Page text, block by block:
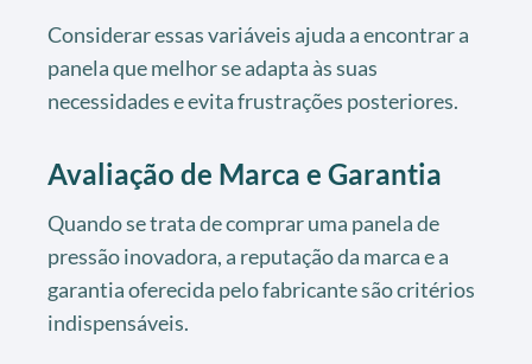
Considerar essas variáveis ajuda a encontrar a
panela que melhor se adapta às suas
necessidades e evita frustrações posteriores.
Avaliação de Marca e Garantia
Quando se trata de comprar uma panela de
pressão inovadora, a reputação da marca e a
garantia oferecida pelo fabricante são critérios
indispensáveis.